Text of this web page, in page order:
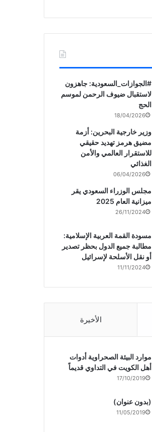
‏‎#الجوازات_السعودية: جاهزون
لاستقبال ضيوف الرحمن لموسم
الحج
18/04/2026
وزير خارجية البحرين: أزمة
مضيق هرمز تهديد حقيقي
للاستقرار العالمي والأمن
الغذائي
06/04/2026
مجلس الوزراء السعودي يقر
ميزانية العام 2025
26/11/2024
مسودة القمة العربية الإسلامية:
مطالبة جميع الدول بحظر تصدير
أو نقل الأسلحة لإسرائيل
11/11/2024
الأخيرة
موارد البيئة الصحراوية أدوات
أهل الكويت في التداوي قديماً
17/10/2019
(بدون عنوان)
11/05/2019